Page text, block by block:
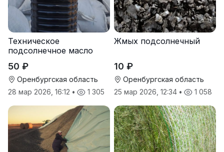
Техническое
подсолнечное масло
50 ₽
Оренбургская область
28 мар 2026, 16:12 • 1 305
Жмых подсолнечный
10 ₽
Оренбургская область
25 мар 2026, 12:34 • 1 058